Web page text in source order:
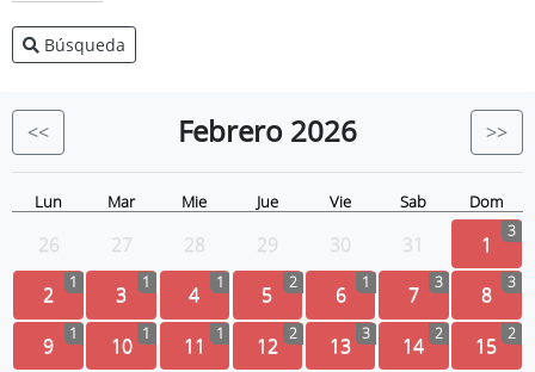
Agenda Presidencia
Eventos
Búsqueda
<< Febrero 2026 >>
Lun Mar Mie Jue Vie Sab Dom
26 27 28 29 30 31 1 3
2 1 3 1 4 1 5 2 6 1 7 3 8 3
9 1 10 1 11 1 12 2 13 3 14 2 15 2